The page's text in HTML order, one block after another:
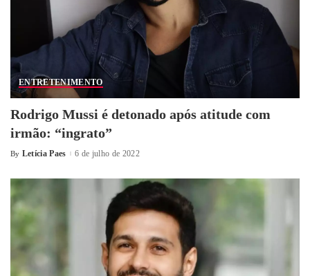
ENTRETENIMENTO
Rodrigo Mussi é detonado após atitude com
irmão: “ingrato”
By Letícia Paes 6 de julho de 2022